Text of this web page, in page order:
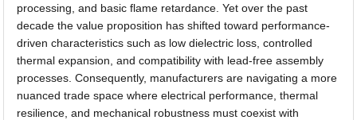
processing, and basic flame retardance. Yet over the past
decade the value proposition has shifted toward performance-
driven characteristics such as low dielectric loss, controlled
thermal expansion, and compatibility with lead-free assembly
processes. Consequently, manufacturers are navigating a more
nuanced trade space where electrical performance, thermal
resilience, and mechanical robustness must coexist with